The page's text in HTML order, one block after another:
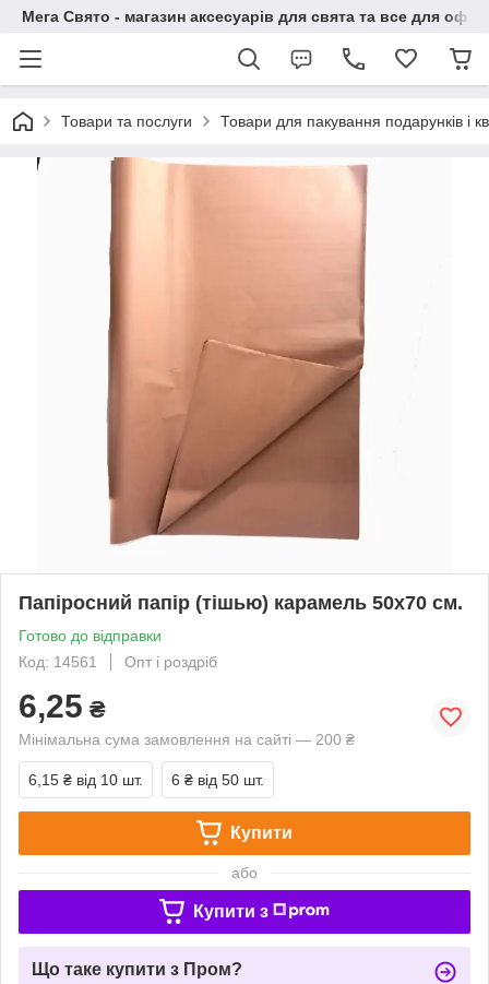
Мега Свято - магазин аксесуарів для свята та все для
Товари та послуги Товари для пакування подарунків і
Папіросний папір (тішью) карамель 50x70 см.
Готово до відправки
Код: 14561
Опт і роздріб
6,25 ₴
Мінімальна сума замовлення на сайті — 200 ₴
6,15 ₴ від 10 шт. 6 ₴ від 50 шт.
Купити
або
Купити з
Що таке купити з Пром?